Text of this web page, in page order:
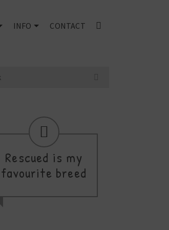
INFO CONTACT
Rescued is my
favourite breed